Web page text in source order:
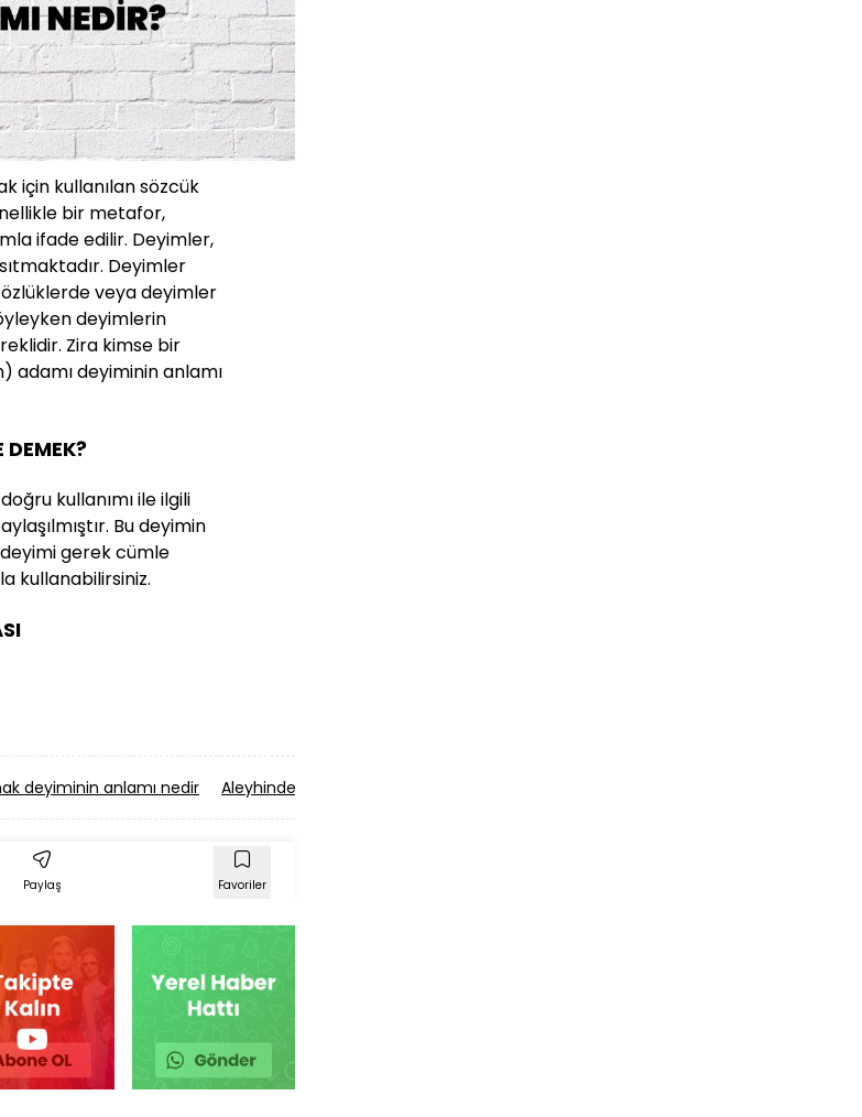
için kullanılan sözcük
bir metafor,
ifade edilir. Deyimler,
Deyimler
veya deyimler
deyimlerin
Zira kimse bir
adamı deyiminin anlamı
kullanımı ile ilgili
Bu deyimin
gerek cümle
kullanabilirsiniz.
deyiminin anlamı nedir Aleyhinde (aleyhine) söylemek (bulunmak) deyiminin anlamı nedir
Paylaş Favoriler